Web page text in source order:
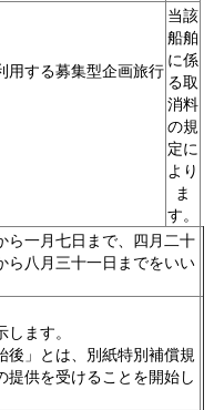
用する募集型企画旅行
当該
船舶
に係
る取
消料
の規
定に
より
ま
す。
一月七日まで、四月二十
ら八月三十一日までをいい
ます。
後」とは、別紙特別補償規
供を受けることを開始し